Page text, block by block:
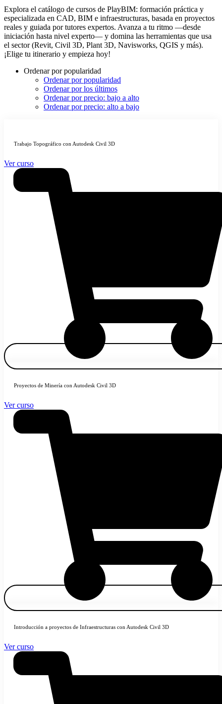
Explora el catálogo de cursos de PlayBIM: formación práctica y
especializada en CAD, BIM e infraestructuras, basada en proyectos
reales y guiada por tutores expertos. Avanza a tu ritmo —desde
iniciación hasta nivel experto— y domina las herramientas que usa
el sector (Revit, Civil 3D, Plant 3D, Navisworks, QGIS y más).
¡Elige tu itinerario y empieza hoy!
Ordenar por popularidad
Ordenar por popularidad
Ordenar por los últimos
Ordenar por precio: bajo a alto
Ordenar por precio: alto a bajo
Trabajo Topográfico con Autodesk Civil 3D
Ver curso
Proyectos de Minería con Autodesk Civil 3D
Ver curso
Introducción a proyectos de Infraestructuras con Autodesk Civil 3D
Ver curso